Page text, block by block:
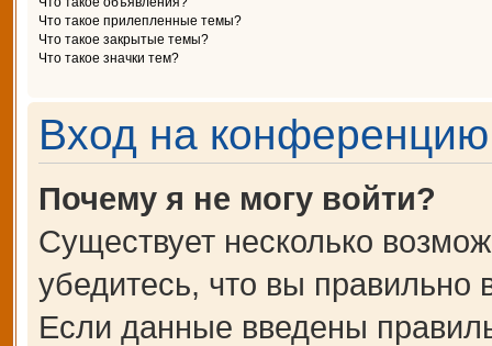
Что такое прилепленные темы?
Что такое закрытые темы?
Что такое значки тем?
Вход на конференцию
Почему я не могу войти?
Существует несколько
убедитесь, что вы правильно
Если данные введены